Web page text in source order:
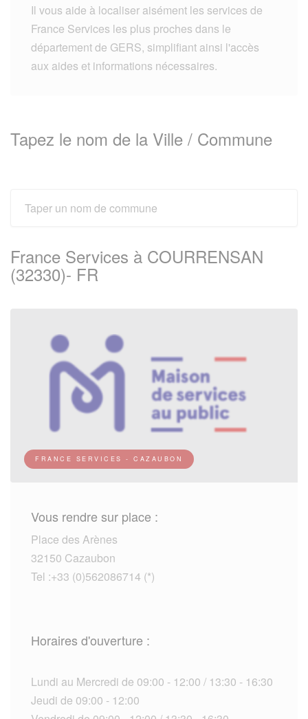
Il vous aide à localiser aisément les services de
France Services les plus proches dans le
département de GERS, simplifiant ainsi l'accès
aux aides et informations nécessaires.
Tapez le nom de la Ville / Commune
France Services à COURRENSAN
(32330)- FR
FRANCE SERVICES - CAZAUBON
Vous rendre sur place :
Place des Arènes
32150 Cazaubon
Tel :+33 (0)562086714 (*)
Horaires d'ouverture :
Lundi au Mercredi de 09:00 - 12:00 / 13:30 - 16:30
Jeudi de 09:00 - 12:00